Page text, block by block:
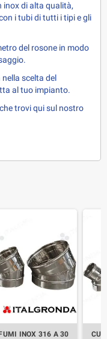
inox di alta qualità,
i tubi di tutti i tipi e gli
del rosone in modo
scelta del
al tuo impianto.
che trovi qui sul nostro
INOX 316 A 30